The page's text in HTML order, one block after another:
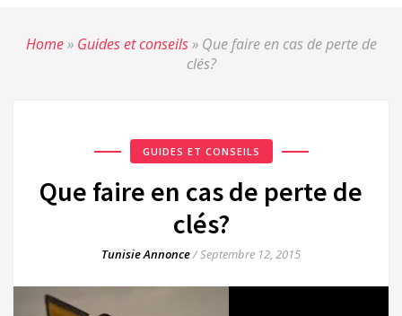
Home» Guides et conseils» Que faire en cas de perte de
clés?
GUIDES ET CONSEILS
Que faire en cas de perte de
clés?
Tunisie Annonce/Septembre 12, 2015